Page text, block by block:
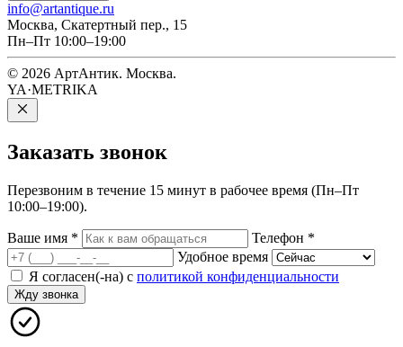
info@artantique.ru
Москва, Скатертный пер., 15
Пн–Пт 10:00–19:00
© 2026 АртАнтик. Москва.
YA·METRIKA
Заказать звонок
Перезвоним в течение 15 минут в рабочее время (Пн–Пт
10:00–19:00).
Ваше имя * Телефон *
Удобное время
Я согласен(-на) с политикой конфиденциальности
Жду звонка